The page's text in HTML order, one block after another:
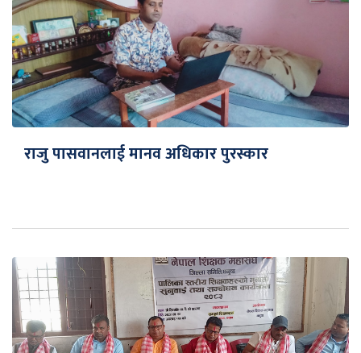
राजु पासवानलाई मानव अधिकार पुरस्कार